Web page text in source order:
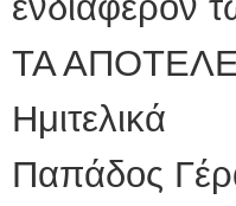
ΤΑ
Ημιτελικά
Παπάδος